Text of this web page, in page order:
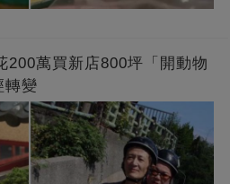
200萬買新店800坪「開動物
轉變